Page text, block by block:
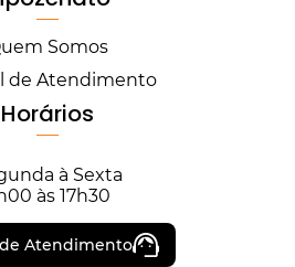
Somos
de Atendimento
Horários
à Sexta
às 17h30
Atendimento